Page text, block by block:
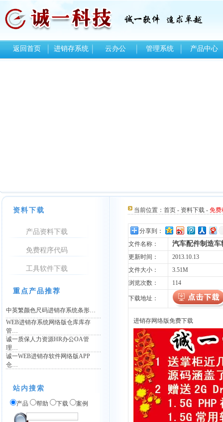
返回首页 进销存系统 云办公 管理系统 产品中心
资料下载
产品资料下载
免费程序代码
工具软件下载
重点产品推荐
中英繁颜色尺码进销存系统条形…
WEB进销存系统网络版仓库库存
管…
诚一质保人力资源HR办公OA管
理…
诚一WEB进销存软件网络版APP
仓…
站内搜索
产品 帮助 下载 案例
当前位置： 首页 - 资料下载 - 免费
分享到：
文件名称：
汽车配件制造
更新时间：
2013.10.13
文件大小：
3.51M
浏览次数：
114
下载地址：
进销存网络版免费下载